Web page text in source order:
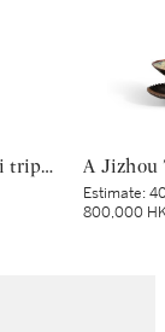
A marbled sancai tripod dish, Tang dynasty | 唐 黃釉絞胎三足盤
Estimate:
800,000